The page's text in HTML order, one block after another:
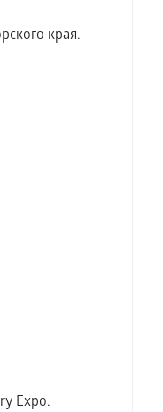
края.
Expo.